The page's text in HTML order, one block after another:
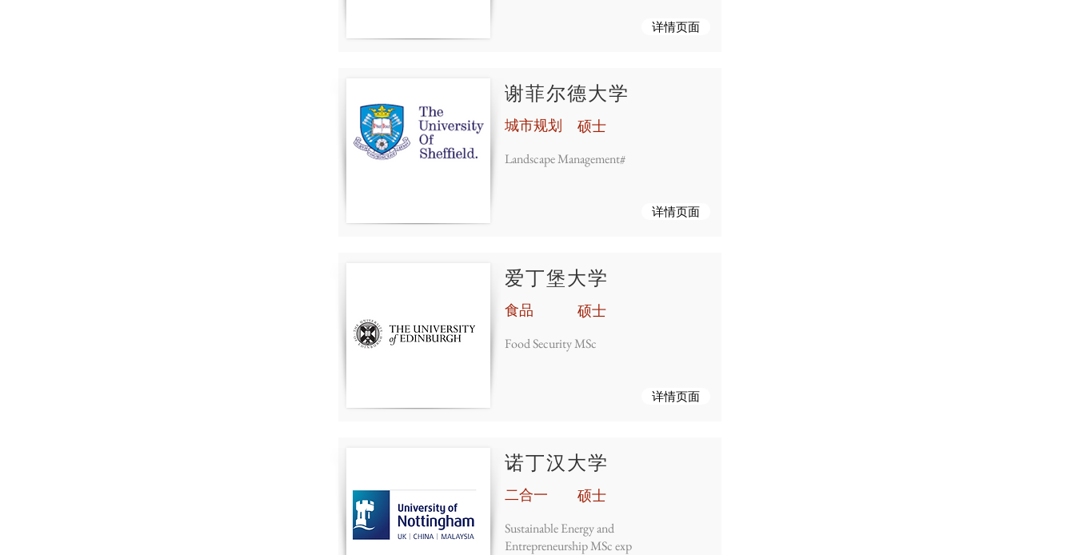
详情页面
谢菲尔德大学
城市规划 硕士
Landscape Management#
详情页面
爱丁堡大学
食品 硕士
Food Security MSc
详情页面
诺丁汉大学
二合一 硕士
Sustainable Energy and
Entrepreneurship MSc exp